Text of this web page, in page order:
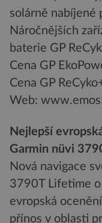
solárně nabíjené
Náročnějších
baterie GP
Cena GP
Cena GP
Web:
Nejlepší
Garmin nüvi
Nová navigace
3790T Lifetime
evropská
přínos v oblasti